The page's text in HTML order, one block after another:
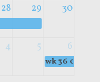
28 29 30
4 5 6
wk 36 00:00